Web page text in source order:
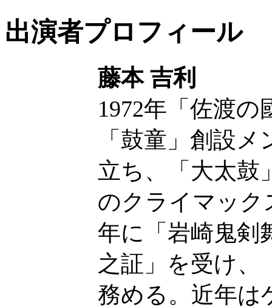
出演者プロフィール
藤本 吉利
1972年「佐渡の
「鼓童」創設
立ち、「大太鼓
のクライマック
年に「岩崎鬼剣
之証」を受け、
務める。近年は